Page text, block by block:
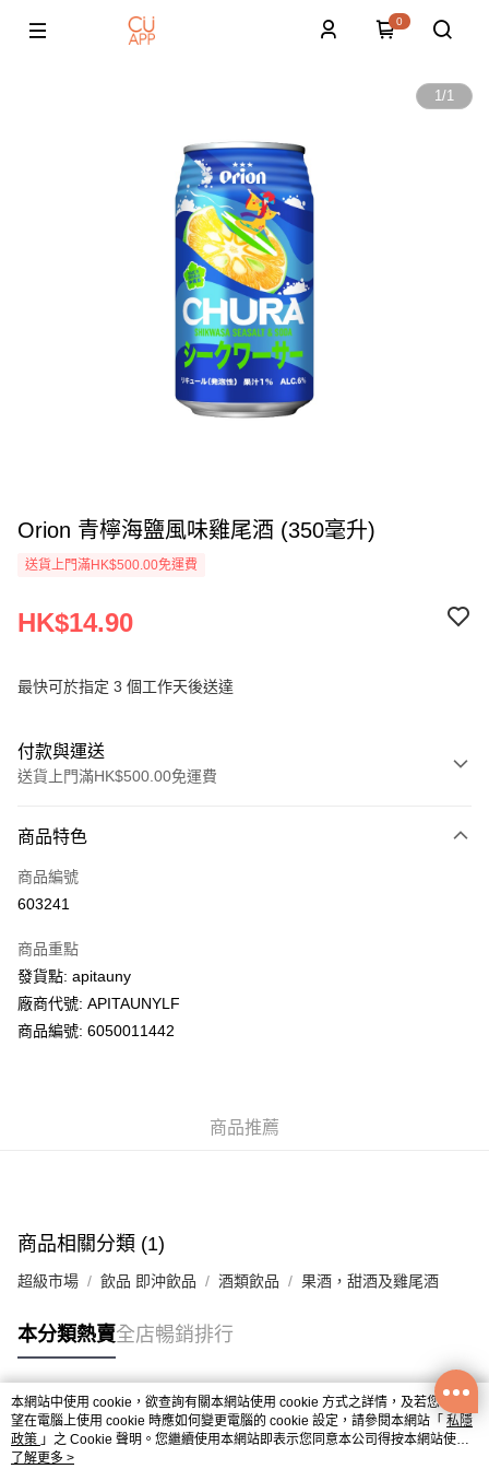
0
1/1
Orion 青檸海鹽風味雞尾酒 (350毫升)
送貨上門滿HK$500.00免運費
HK$14.90
最快可於指定 3 個工作天後送達
付款與運送
送貨上門滿HK$500.00免運費
信用卡
AlipayHK
WeChat Pay
送貨方式
每筆HK$50.00，滿HK$200.00或以上免運費
UNY 門市自取
商品特色
商品編號
603241
商品重點
發貨點: apitauny
廠商代號: APITAUNYLF
商品編號: 6050011442
商品推薦
商品相關分類 (1)
超級市場 飲品 即沖飲品 酒類飲品 果酒，甜酒及雞尾酒
本分類熱賣全店暢銷排行
熱門標籤
熱銷排行
本網站中使用 cookie，欲查詢有關本網站使用 cookie 方式之詳情，及若您不希
望在電腦上使用 cookie 時應如何變更電腦的 cookie 設定，請參閱本網站「 私隱
政策 」之 Cookie 聲明。您繼續使用本網站即表示您同意本公司得按本網站使用
條款之 Cookie 聲明使用 cookie。
了解更多 >